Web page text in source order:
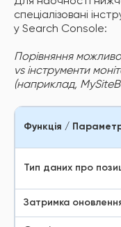
спеціалізовані
у Search Console:
Порівняння
vs інструменти
(наприклад,
Функція /
Тип даних про
Затримка